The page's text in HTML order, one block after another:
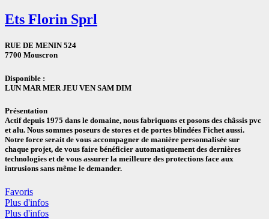
Ets Florin Sprl
RUE DE MENIN 524
7700 Mouscron
Disponible :
LUN MAR MER JEU VEN SAM DIM
Présentation
Actif depuis 1975 dans le domaine, nous fabriquons et posons des châssis pvc
et alu. Nous sommes poseurs de stores et de portes blindées Fichet aussi.
Notre force serait de vous accompagner de manière personnalisée sur
chaque projet, de vous faire bénéficier automatiquement des dernières
technologies et de vous assurer la meilleure des protections face aux
intrusions sans même le demander.
Favoris
Plus d'infos
Plus d'infos